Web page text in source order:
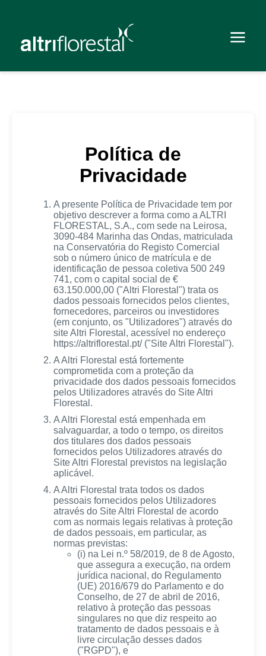
Política de
Privacidade
A presente Política de Privacidade tem por
objetivo descrever a forma como a ALTRI
FLORESTAL, S.A., com sede na Leirosa,
3090-484 Marinha das Ondas, matriculada
na Conservatória do Registo Comercial
sob o número único de matrícula e de
identificação de pessoa coletiva 500 249
741, com o capital social de €
63.150.000,00 ("Altri Florestal") trata os
dados pessoais fornecidos pelos clientes,
fornecedores, parceiros ou investidores
(em conjunto, os "Utilizadores") através do
site Altri Florestal, acessível no endereço
https://altriflorestal.pt/ ("Site Altri Florestal").
A Altri Florestal está fortemente
comprometida com a proteção da
privacidade dos dados pessoais fornecidos
pelos Utilizadores através do Site Altri
Florestal.
A Altri Florestal está empenhada em
salvaguardar, a todo o tempo, os direitos
dos titulares dos dados pessoais
fornecidos pelos Utilizadores através do
Site Altri Florestal previstos na legislação
aplicável.
A Altri Florestal trata todos os dados
pessoais fornecidos pelos Utilizadores
através do Site Altri Florestal de acordo
com as normais legais relativas à proteção
de dados pessoais, em particular, as
normas previstas:
(i) na Lei n.º 58/2019, de 8 de Agosto,
que assegura a execução, na ordem
jurídica nacional, do Regulamento
(UE) 2016/679 do Parlamento e do
Conselho, de 27 de abril de 2016,
relativo à proteção das pessoas
singulares no que diz respeito ao
tratamento de dados pessoais e à
livre circulação desses dados
("RGPD"), e